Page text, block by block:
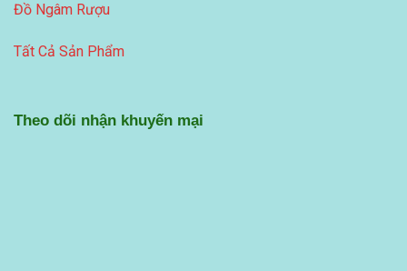
Đồ Ngâm Rượu
Tất Cả Sản Phẩm
Theo dõi nhận khuyến mại